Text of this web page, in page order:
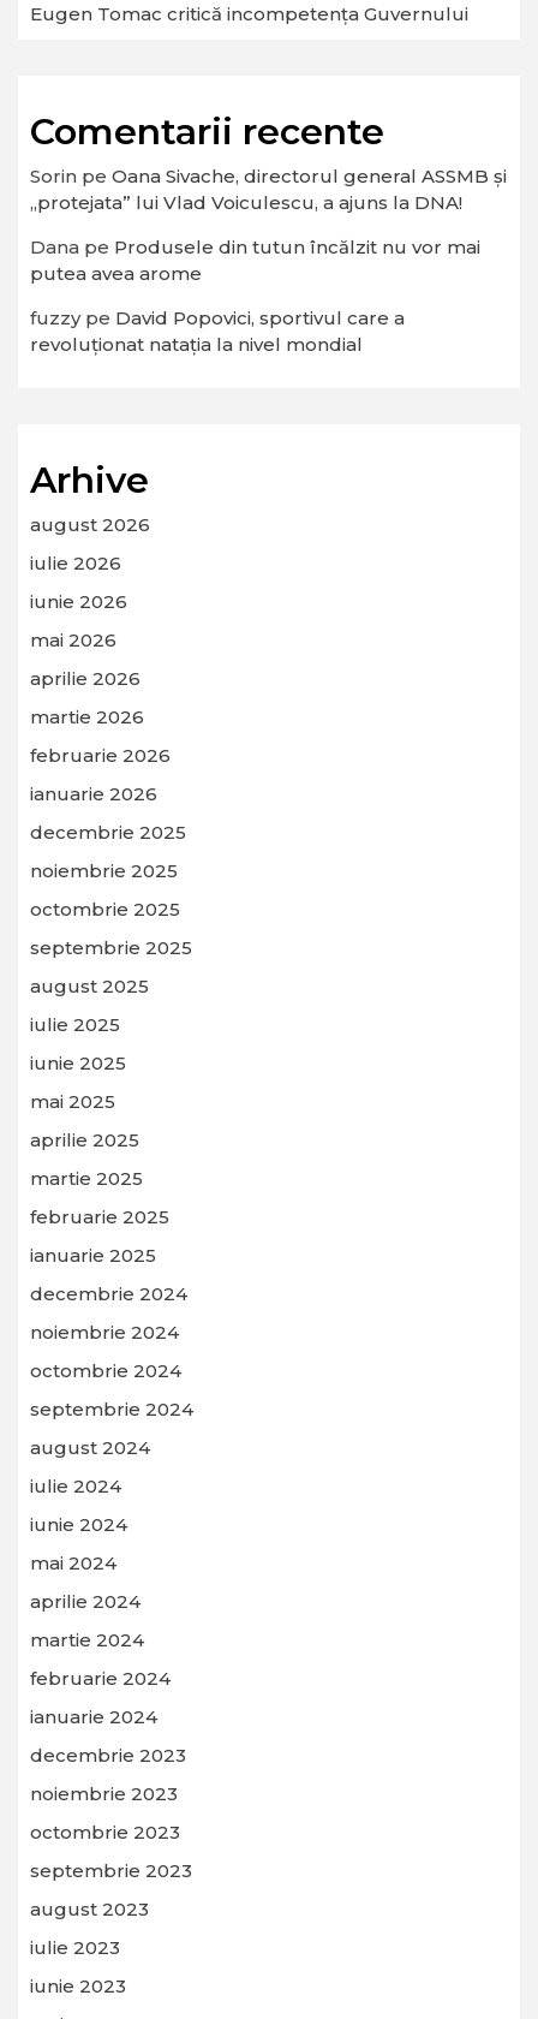
Eugen Tomac critică incompetența Guvernului
Comentarii recente
Sorin pe Oana Sivache, directorul general ASSMB și
„protejata” lui Vlad Voiculescu, a ajuns la DNA!
Dana pe Produsele din tutun încălzit nu vor mai
putea avea arome
fuzzype David Popovici, sportivul care a
revoluționat natația la nivel mondial
Arhive
august 2026
iulie 2026
iunie 2026
mai 2026
aprilie 2026
martie 2026
februarie 2026
ianuarie 2026
decembrie 2025
noiembrie 2025
octombrie 2025
septembrie 2025
august 2025
iulie 2025
iunie 2025
mai 2025
aprilie 2025
martie 2025
februarie 2025
ianuarie 2025
decembrie 2024
noiembrie 2024
octombrie 2024
septembrie 2024
august 2024
iulie 2024
iunie 2024
mai 2024
aprilie 2024
martie 2024
februarie 2024
ianuarie 2024
decembrie 2023
noiembrie 2023
octombrie 2023
septembrie 2023
august 2023
iulie 2023
iunie 2023